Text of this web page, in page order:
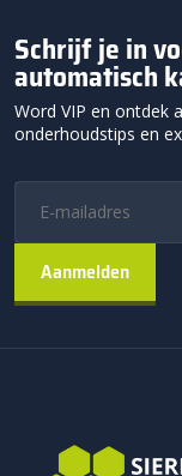
Schrijf je in
automatisch
Word VIP en ontdek
onderhoudstips en